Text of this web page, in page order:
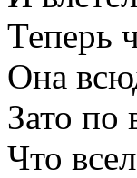
Теперь
Она
Зато по
Что